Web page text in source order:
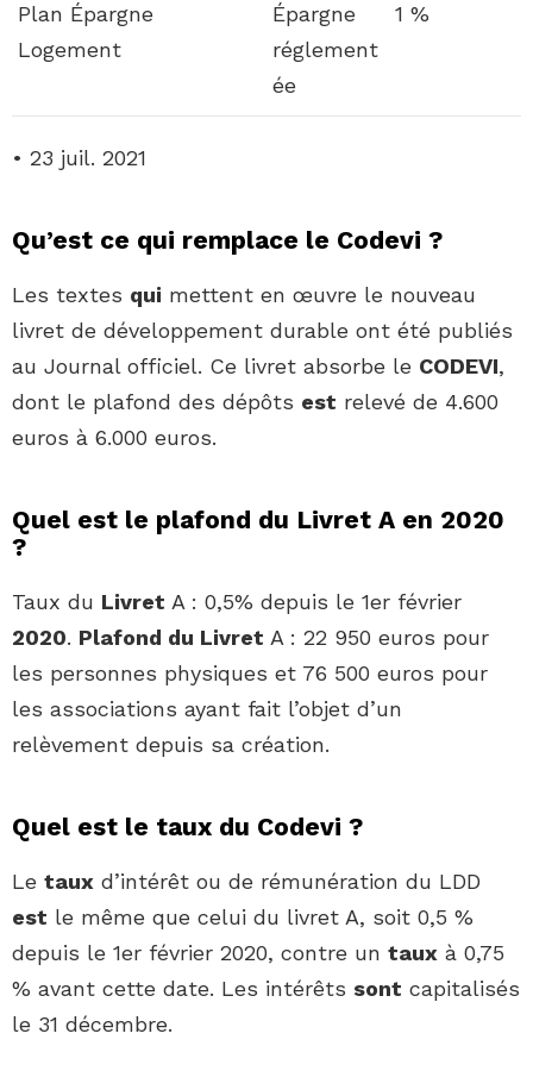
Plan Épargne
Logement
Épargne
réglement
ée
1 %
• 23 juil. 2021
Qu’est ce qui remplace le Codevi ?
Les textes qui mettent en œuvre le nouveau
livret de développement durable ont été publiés
au Journal officiel. Ce livret absorbe le CODEVI,
dont le plafond des dépôts est relevé de 4.600
euros à 6.000 euros.
Quel est le plafond du Livret A en 2020
?
Taux du Livret A : 0,5% depuis le 1er février
2020. Plafond du Livret A : 22 950 euros pour
les personnes physiques et 76 500 euros pour
les associations ayant fait l’objet d’un
relèvement depuis sa création.
Quel est le taux du Codevi ?
Le taux d’intérêt ou de rémunération du LDD
est le même que celui du livret A, soit 0,5 %
depuis le 1er février 2020, contre un taux à 0,75
% avant cette date. Les intérêts sont capitalisés
le 31 décembre.